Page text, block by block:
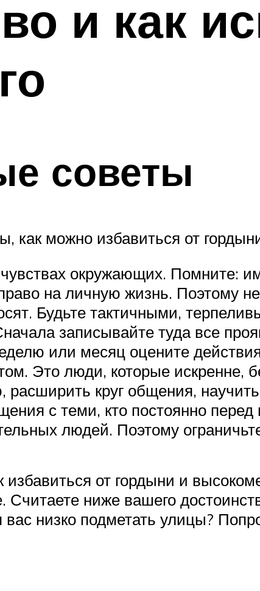
и как
советы
как можно избавиться от
окружающих. Помните:
на личную жизнь. Поэтому
Будьте тактичными,
записывайте туда все
или месяц оцените
Это люди, которые искренне,
расширить круг общения,
с теми, кто постоянно
людей. Поэтому
избавиться от гордыни и
ниже вашего
низко подметать улицы?